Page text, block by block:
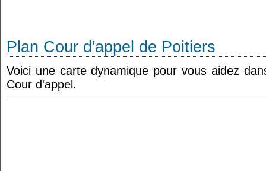
Plan Cour d'appel de Poitiers
Voici une carte dynamique pour vous aidez
Cour d'appel.